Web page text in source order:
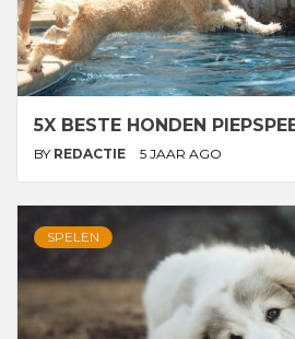
5X BESTE HONDEN
BY REDACTIE 5 JAAR AGO
SPELEN